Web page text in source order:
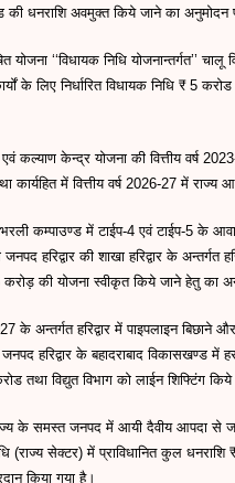
की धनराशि अवमुक्त किये जाने का अनुमोदन
योजना ‘‘विधायक निधि
के लिए निर्धारित विधायक निधि ₹
एवं कल्याण केन्द्र योजना की वित्तीय वर्ष
कार्यहित में वित्तीय वर्ष 2026-27 में
वैभरली कम्पाउण्ड में टाईप-4 एवं टाईप-5
हरिद्वार की शाखा हरिद्वार के अन्तर्गत
करोड़ की योजना स्वीकृत किये जाने हेतु का
के अन्तर्गत हरिद्वार में पाइपलाइन
हरिद्वार के बहादराबाद विकासखण्ड में
तथा विद्युत विभाग को लाईन शिफ्टिंग
के समस्त जनपद में आयी दैवीय आपदा से
(राज्य सेक्टर) में प्राविधानित कुल
किया गया है।